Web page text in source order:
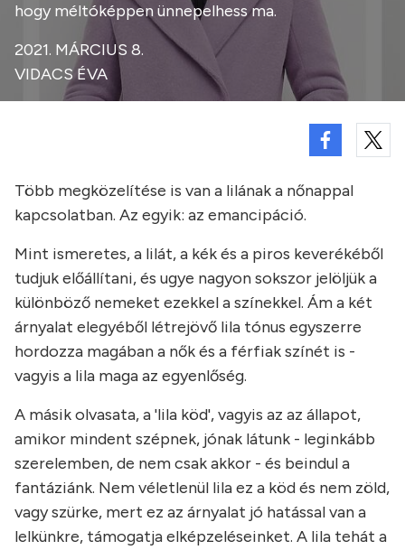
hogy méltóképpen ünnepelhess ma.
2021. MÁRCIUS 8.
VIDACS ÉVA
Több megközelítése is van a lilának a nőnappal
kapcsolatban. Az egyik: az emancipáció.
Mint ismeretes, a lilát, a kék és a piros keverékéből
tudjuk előállítani, és ugye nagyon sokszor jelöljük a
különböző nemeket ezekkel a színekkel. Ám a két
árnyalat elegyéből létrejövő lila tónus egyszerre
hordozza magában a nők és a férfiak színét is -
vagyis a lila maga az egyenlőség.
A másik olvasata, a 'lila köd', vagyis az az állapot,
amikor mindent szépnek, jónak látunk - leginkább
szerelemben, de nem csak akkor - és beindul a
fantáziánk. Nem véletlenül lila ez a köd és nem zöld,
vagy szürke, mert ez az árnyalat jó hatással van a
lelkünkre, támogatja elképzeléseinket. A lila tehát a